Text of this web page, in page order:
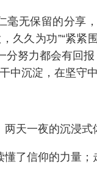
毫无保留的分享
久久为功”“紧
分努力都会有回
中沉淀，在坚守
天一夜的沉浸式
懂了信仰的力量